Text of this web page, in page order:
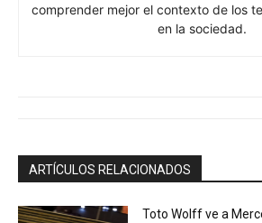
comprender mejor el contexto de los
en la sociedad.
ARTÍCULOS RELACIONADOS
Toto Wolff ve a